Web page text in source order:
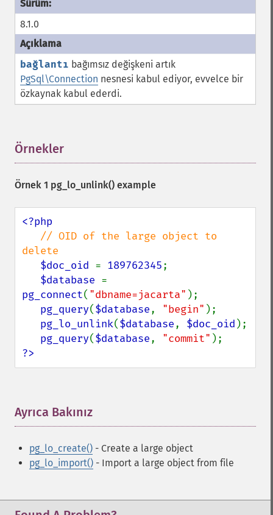
8.1.0
bağlantı bağımsız değişkeni artık
PgSql\Connection nesnesi kabul ediyor, evvelce bir
özkaynak kabul ederdi.
Örnekler
Örnek 1 pg_lo_unlink() example
<?php
// OID of the large object to
delete
$doc_oid = 189762345;
$database
pg_connect( "dbname=jacarta" );
pg_query($database, "begin" );
pg_lo_unlink($database, $doc_oid );
pg_query($database, "commit"
?>
Ayrıca Bakınız
pg_lo_create() - Create a large object
pg_lo_import() - Import a large object from file